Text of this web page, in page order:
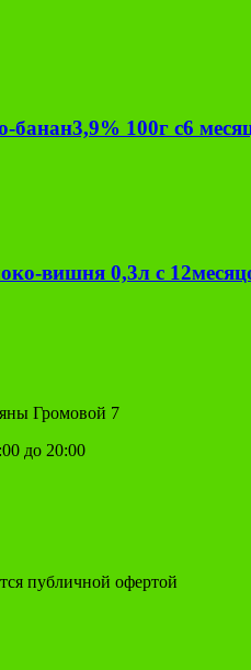
100г с6
вишня 0,3л с
Громовой 7
до 20:00
публичной офертой